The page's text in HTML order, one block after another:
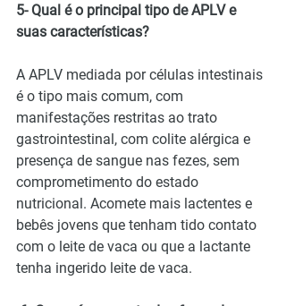
5- Qual é o principal tipo de APLV e
suas características?
A APLV mediada por células intestinais
é o tipo mais comum, com
manifestações restritas ao trato
gastrointestinal, com colite alérgica e
presença de sangue nas fezes, sem
comprometimento do estado
nutricional. Acomete mais lactentes e
bebês jovens que tenham tido contato
com o leite de vaca ou que a lactante
tenha ingerido leite de vaca.